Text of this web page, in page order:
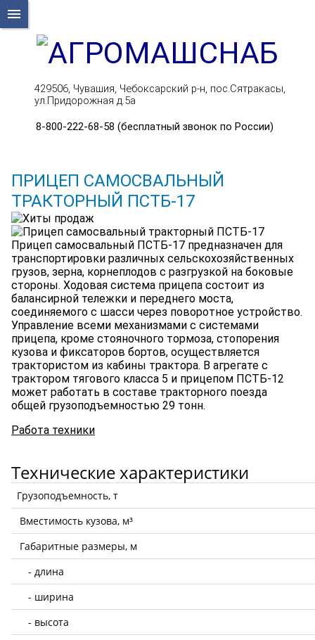
menu
429506, Чувашия, Чебоксарский р-н, пос.Сятракасы,
ул.Придорожная д.5а
8-800-222-68-58 (бесплатный звонок по России)
ПРИЦЕП САМОСВАЛЬНЫЙ
ТРАКТОРНЫЙ ПСТБ-17
Прицеп самосвальный ПСТБ-17 предназначен для
транспортировки различных сельскохозяйственных
грузов, зерна, корнеплодов с разгрузкой на боковые
стороны. Ходовая система прицепа состоит из
балансирной тележки и переднего моста,
соединяемого с шасси через поворотное устройство.
Управление всеми механизмами с системами
прицепа, кроме стояночного тормоза, стопорения
кузова и фиксаторов бортов, осуществляется
трактористом из кабины трактора. В агрегате с
трактором тягового класса 5 и прицепом ПСТБ-12
может работать в составе тракторного поезда
общей грузоподъемностью 29 тонн.
Работа техники
Технические характеристики
Грузоподъемность, т
Вместимость кузова, м³
Габаритные размеры, м
- длина
- ширина
- высота